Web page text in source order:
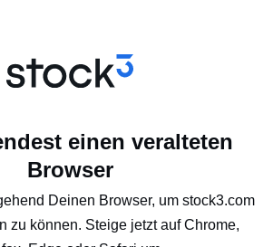
einen veralteten
Browser
Deinen Browser, um stock3.com
zu können. Steige jetzt auf Chrome,